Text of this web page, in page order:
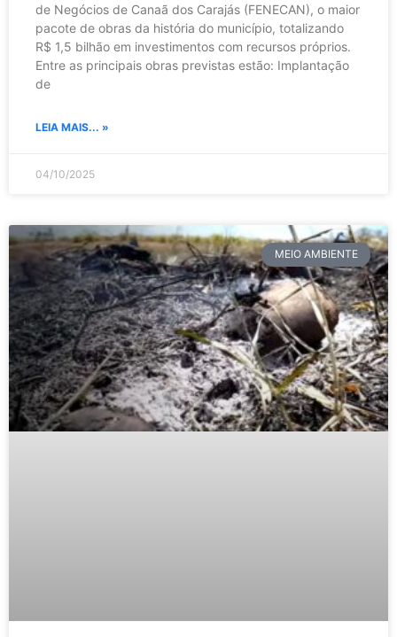
de Negócios de Canaã dos Carajás (FENECAN), o maior
pacote de obras da história do município, totalizando
R$ 1,5 bilhão em investimentos com recursos próprios.
Entre as principais obras previstas estão: Implantação
de
LEIA MAIS... »
04/10/2025
MEIO AMBIENTE